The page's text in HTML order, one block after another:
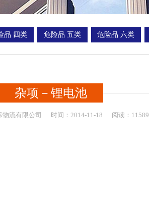
品 四类 危险品 五类 危险品 六类
杂项－锂电池
流有限公司 时间： 2014-11-18 阅读：11589